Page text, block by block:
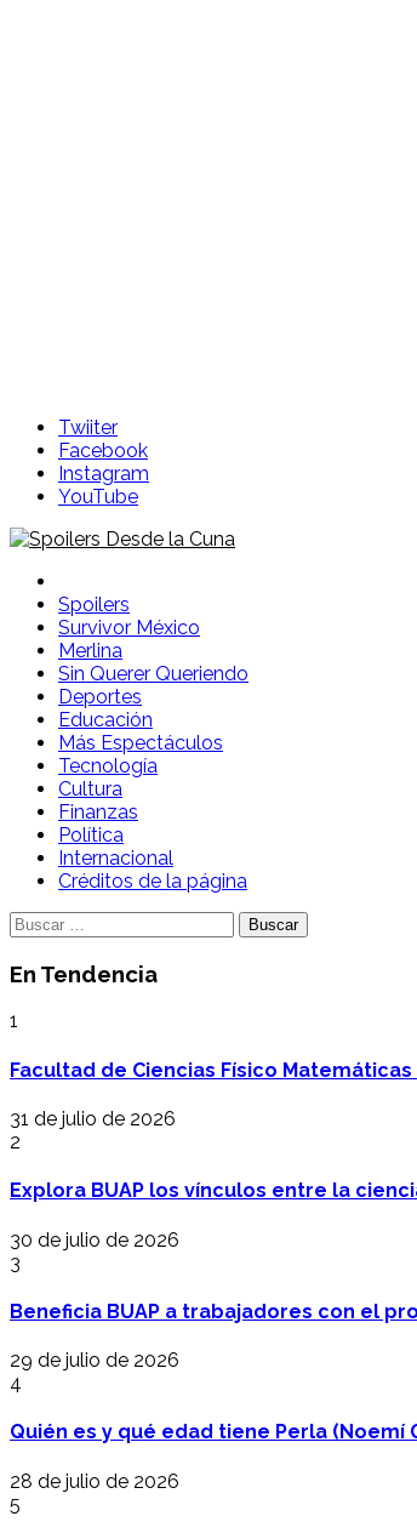
Twiiter
Facebook
Instagram
YouTube
Spoilers Desde la Cuna
Sitio con información sobre series, película,
Spoilers
Survivor México
Merlina
Sin Querer Queriendo
Deportes
Educación
Más Espectáculos
Tecnología
Cultura
Finanzas
Política
Internacional
Créditos de la página
Buscar:
En Tendencia
1
Facultad de Ciencias Físico
31 de julio de 2026
2
Explora BUAP los vínculos entre la
30 de julio de 2026
3
Beneficia BUAP a trabajadores con el
29 de julio de 2026
4
Quién es y qué edad tiene Perla (Noemí
28 de julio de 2026
5